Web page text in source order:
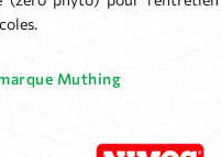
Muthing